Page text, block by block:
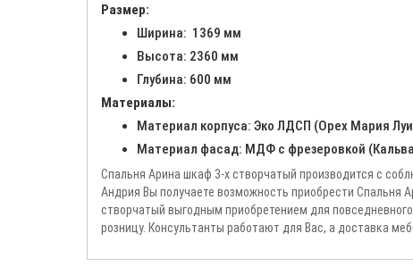
Размер:
Ширина: 1369 мм
Высота: 2360 мм
Глубина: 600 мм
Материалы:
Материал корпуса: Эко ЛДСП (Орех Мария
Материал фасад: МДФ с фрезеровкой
Спальня Арина шкаф 3-х створчатый производится с
Андрия Вы получаете возможность приобрести Спальня
створчатый выгодным приобретением для
розницу. Консультанты работают для Вас, а доставка